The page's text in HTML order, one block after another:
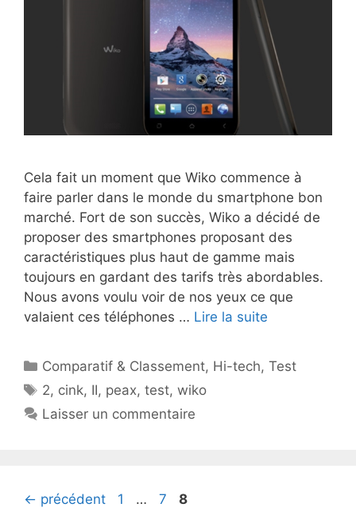
Cela fait un moment que Wiko commence à
faire parler dans le monde du smartphone bon
marché. Fort de son succès, Wiko a décidé de
proposer des smartphones proposant des
caractéristiques plus haut de gamme mais
toujours en gardant des tarifs très abordables.
Nous avons voulu voir de nos yeux ce que
valaient ces téléphones … Lire la suite
Catégories
Comparatif & Classement, Hi-tech,Test
Étiquettes
2, cink, II, peax,test,wiko
Laisser un commentaire
← précédent Page
1 … Page
7 Page
8